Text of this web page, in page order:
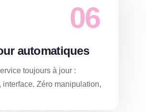
06
automatiques
toujours à jour :
interface. Zéro manipulation,